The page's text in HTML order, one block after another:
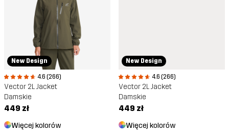
New Design
4.6 (266)
Vector 2L Jacket
Damskie
449 zł
Więcej kolorów
New Design
4.6 (266)
Vector 2L Jacket
Damskie
449 zł
Więcej kolorów